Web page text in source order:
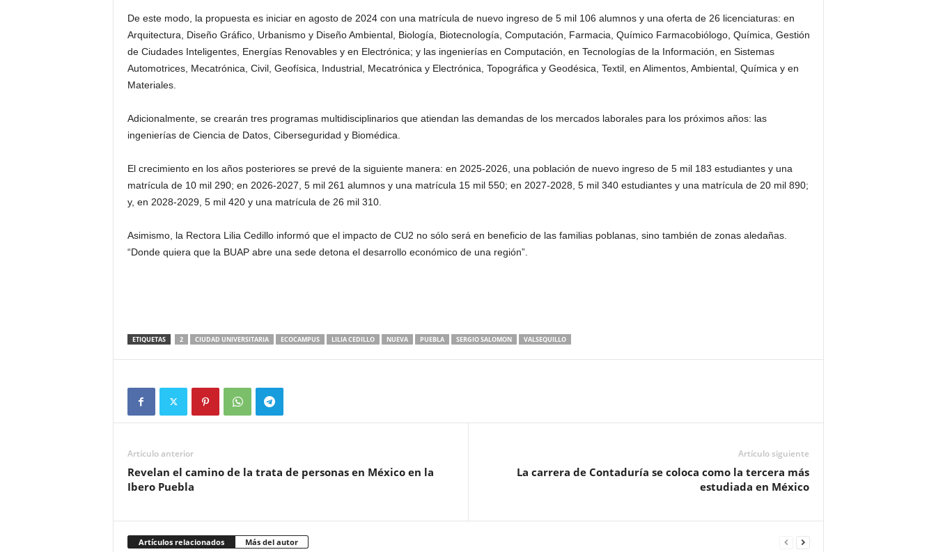
De este modo, la propuesta es iniciar en agosto de 2024 con una matrícula de nuevo ingreso de 5 mil 106 alumnos y una oferta de 26 licenciaturas: en
Arquitectura, Diseño Gráfico, Urbanismo y Diseño Ambiental, Biología, Biotecnología, Computación, Farmacia, Químico Farmacobiólogo, Química, Gestión
de Ciudades Inteligentes, Energías Renovables y en Electrónica; y las ingenierías en Computación, en Tecnologías de la Información, en Sistemas
Automotrices, Mecatrónica, Civil, Geofísica, Industrial, Mecatrónica y Electrónica, Topográfica y Geodésica, Textil, en Alimentos, Ambiental, Química y en
Materiales.
Adicionalmente, se crearán tres programas multidisciplinarios que atiendan las demandas de los mercados laborales para los próximos años: las
ingenierías de Ciencia de Datos, Ciberseguridad y Biomédica.
El crecimiento en los años posteriores se prevé de la siguiente manera: en 2025-2026, una población de nuevo ingreso de 5 mil 183 estudiantes y una
matrícula de 10 mil 290; en 2026-2027, 5 mil 261 alumnos y una matrícula 15 mil 550; en 2027-2028, 5 mil 340 estudiantes y una matrícula de 20 mil 890;
y, en 2028-2029, 5 mil 420 y una matrícula de 26 mil 310.
Asimismo, la Rectora Lilia Cedillo informó que el impacto de CU2 no sólo será en beneficio de las familias poblanas, sino también de zonas aledañas.
“Donde quiera que la BUAP abre una sede detona el desarrollo económico de una región”.
ETIQUETAS 2 CIUDAD UNIVERSITARIA ECOCAMPUS LILIA CEDILLO NUEVA PUEBLA SERGIO SALOMON VALSEQUILLO
Artículo anterior
Revelan el camino de la trata de personas en México en la
Ibero Puebla
Artículo siguiente
La carrera de Contaduría se coloca como la tercera más
estudiada en México
Artículos relacionados Más del autor